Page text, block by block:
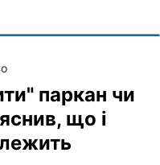
паркан чи
що і